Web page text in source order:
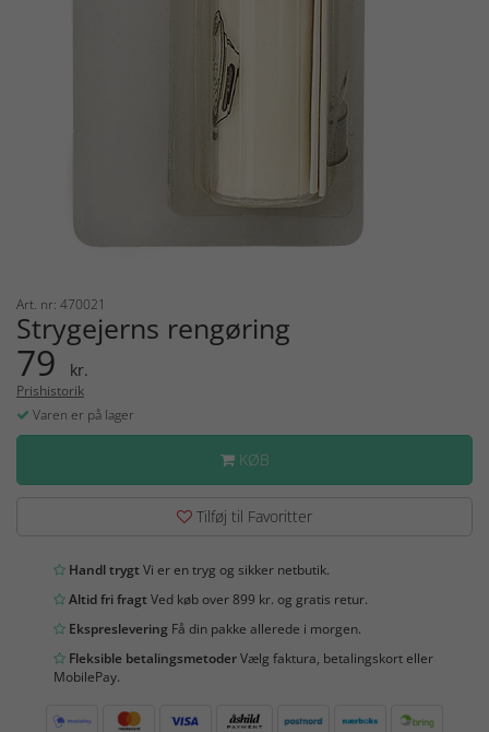
Art. nr: 470021
Strygejerns rengøring
79 kr.
Prishistorik
Varen er på lager
KØB
Tilføj til Favoritter
Handl trygtVi er en tryg og sikker netbutik.
Altid fri fragtVed køb over 899 kr. og gratis retur.
Ekspreslevering Få din pakke allerede i morgen.
Fleksible betalingsmetoderVælg faktura, betalingskort eller
MobilePay.